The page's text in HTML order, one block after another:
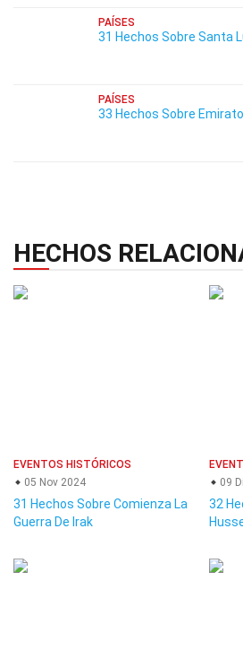
PAÍSES
31 Hechos Sobre Santa
PAÍSES
33 Hechos Sobre
HECHOS
EVENTOS HISTÓRICOS
05 Nov 2024
31 Hechos Sobre Comienza La
Guerra De Irak
09
32